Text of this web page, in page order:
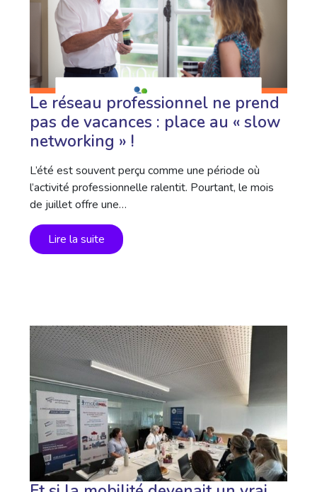
Le réseau professionnel ne prend
pas de vacances : place au « slow
networking » !
L’été est souvent perçu comme une période où
l’activité professionnelle ralentit. Pourtant, le mois
de juillet offre une…
Lire la suite